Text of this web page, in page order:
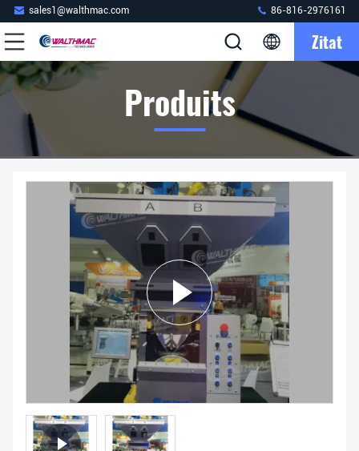
sales1@walthmac.com 86-816-2976161
Zitat
Produits